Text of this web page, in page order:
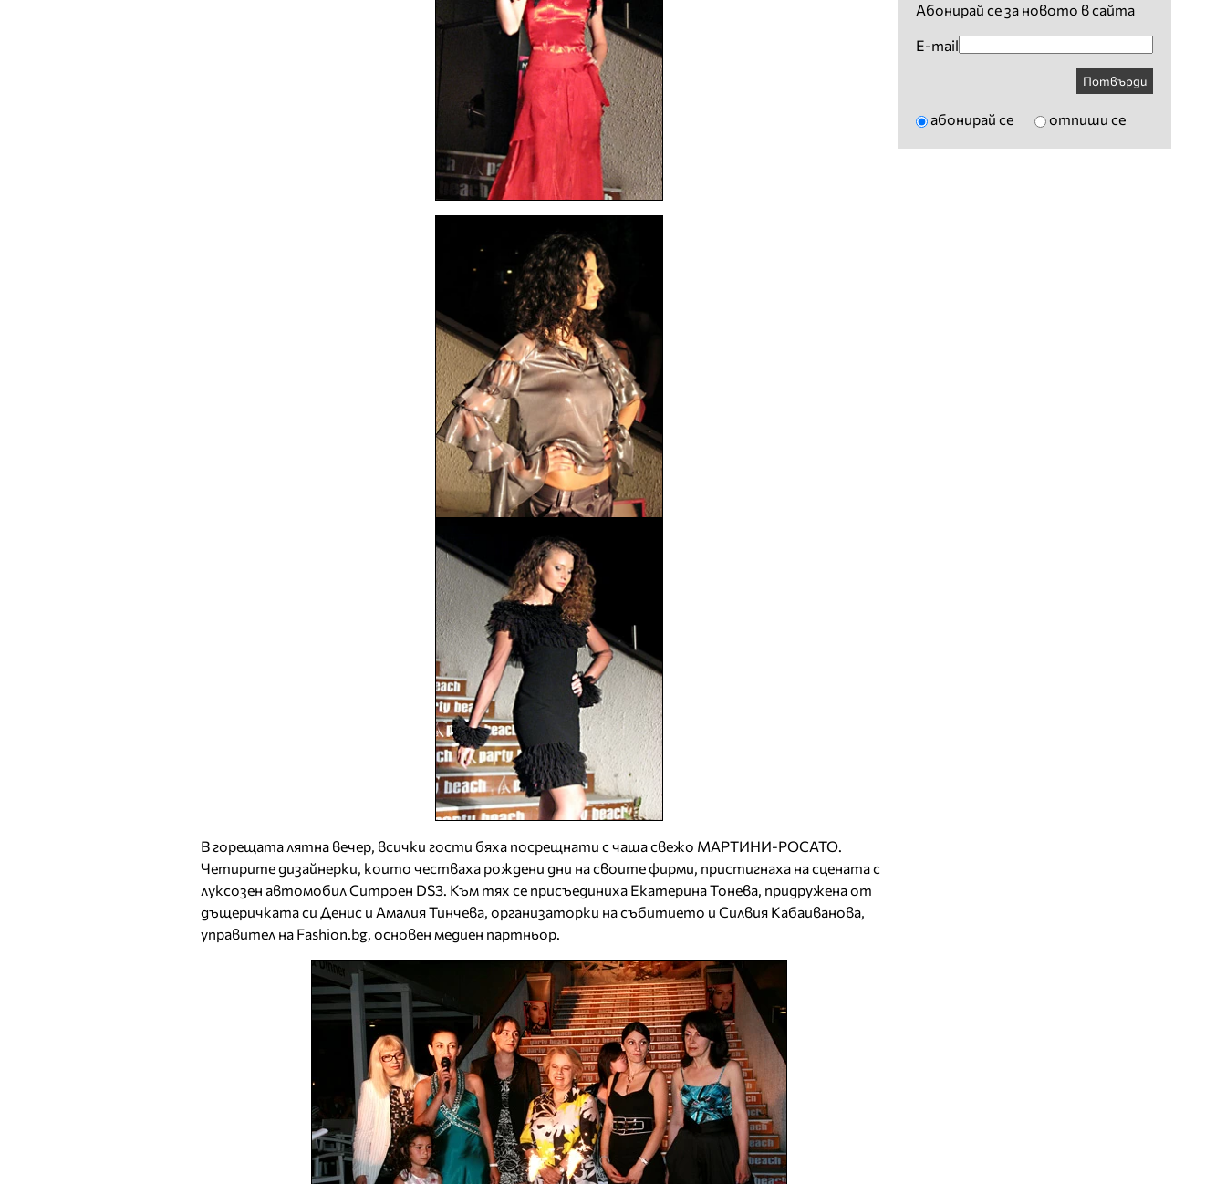
В горещата лятна вечер, всички гости бяха посрещнати с чаша свежо МАРТИНИ-РОСАТО.
Четирите дизайнерки, които честваха рождени дни на своите фирми, пристигнаха на сцената с
луксозен автомобил Ситроен DS3. Към тях се присъединиха Екатерина Тонева, придружена от
дъщеричката си Денис и Амалия Тинчева, организаторки на събитието и Силвия Кабаиванова,
управител на Fashion.bg, основен медиен партньор.
Абонирай се за новото в сайта
E-mail
Потвърди
абонирай се отпиши се